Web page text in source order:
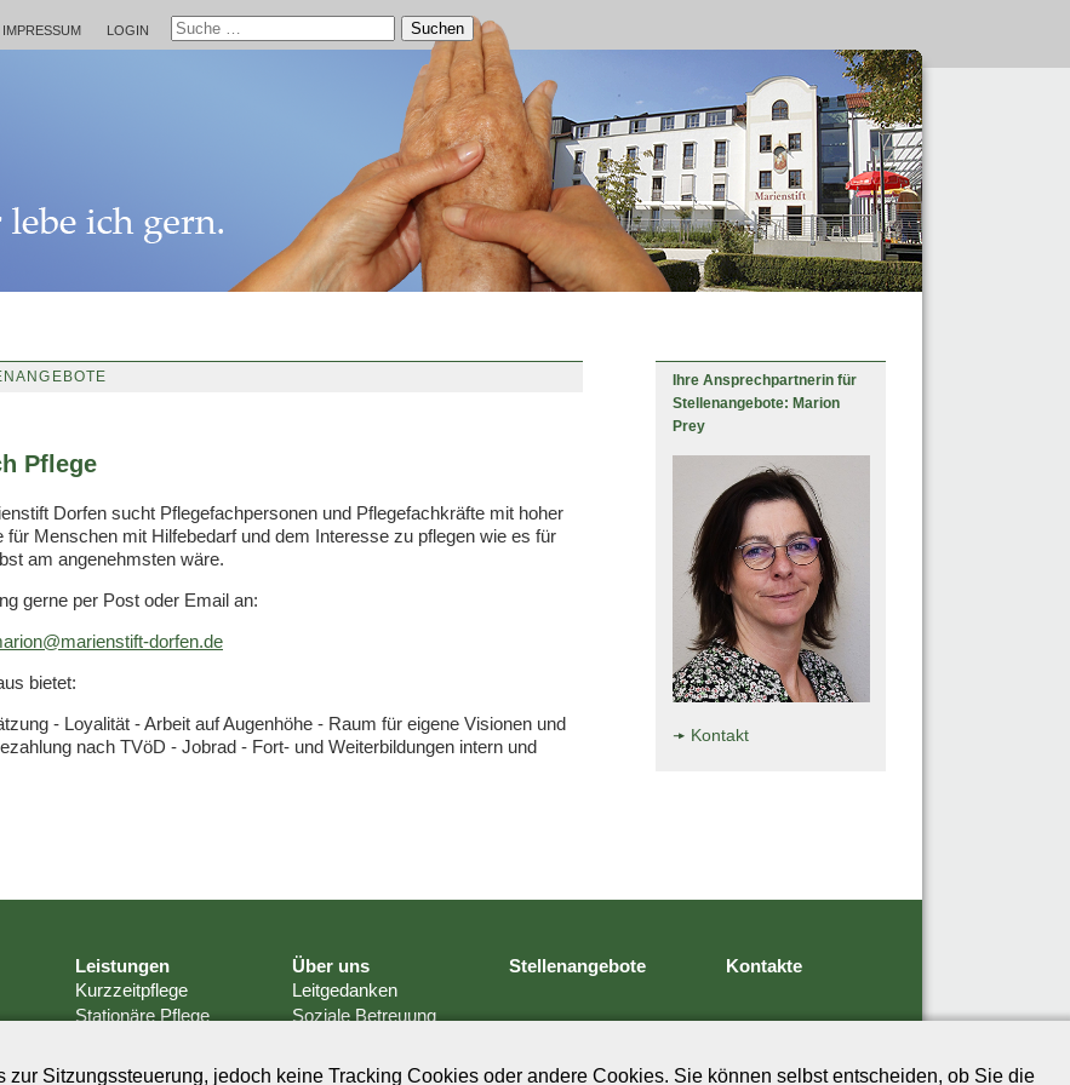
IMPRESSUM LOGIN Suchen
Pflege
Dorfen sucht Pflegefachpersonen und Pflegefachkräfte mit hoher
für Menschen mit Hilfebedarf und dem Interesse zu pflegen wie es für
am angenehmsten wäre.
gerne per Post oder Email an:
dorfen.de
bietet:
- Loyalität - Arbeit auf Augenhöhe - Raum für eigene Visionen und
nach TVöD - Jobrad - Fort- und Weiterbildungen intern und
Ihre Ansprechpartnerin für
Stellenangebote: Marion
Prey
Kontakt
Leistungen
Kurzzeitpflege
Stationäre Pflege
Ambulanter Dienst
Über uns
Leitgedanken
Soziale Betreuung
Hausdienst & Wäsche
Stellenangebote Kontakte
Sitzungssteuerung, jedoch keine Tracking Cookies oder andere Cookies. Sie können selbst entscheiden, ob Sie die